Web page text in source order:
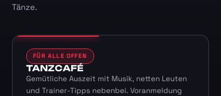
Tänze.
FÜR ALLE OFFEN
TANZCAFÉ
Gemütliche Auszeit mit Musik, netten Leuten
und Trainer-Tipps nebenbei. Voranmeldung